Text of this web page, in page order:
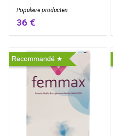
Populaire producten
36 €
Recommandé